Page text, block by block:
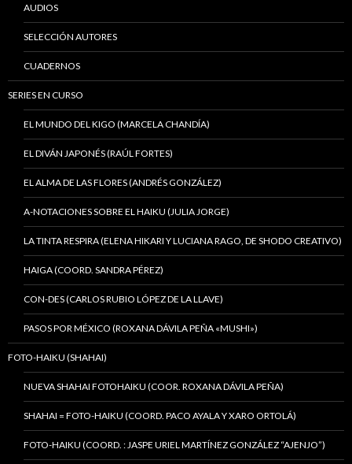
AUDIOS
SELECCIÓN AUTORES
CUADERNOS
SERIES EN CURSO
EL MUNDO DEL KIGO (MARCELA CHANDÍA)
EL DIVÁN JAPONÉS (RAÚL FORTES)
EL ALMA DE LAS FLORES (ANDRÉS GONZÁLEZ)
A-NOTACIONES SOBRE EL HAIKU (JULIA JORGE)
LA TINTA RESPIRA (ELENA HIKARI Y LUCIANA RAGO, DE SHODO CREATIVO)
HAIGA (COORD. SANDRA PÉREZ)
CON-DES (CARLOS RUBIO LÓPEZ DE LA LLAVE)
PASOS POR MÉXICO (ROXANA DÁVILA PEÑA «MUSHI»)
FOTO-HAIKU (SHAHAI)
NUEVA SHAHAI FOTOHAIKU (COOR. ROXANA DÁVILA PEÑA)
SHAHAI = FOTO-HAIKU (COORD. PACO AYALA Y XARO ORTOLÁ)
FOTO-HAIKU (COORD. : JASPE URIEL MARTÍNEZ GONZÁLEZ “AJENJO”)